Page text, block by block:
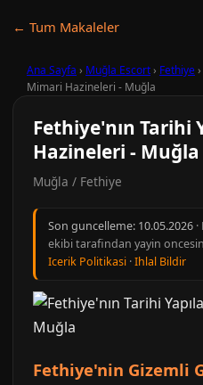
← Tum Makaleler
Ana Sayfa › Muğla Escort› Fethiye›
Mimari Hazineleri - Muğla
Fethiye'nın Tarihi
Hazineleri - Muğla
Muğla / Fethiye
Son guncelleme: 10.05.2026
ekibi tarafindan yayin
Icerik Politikasi ·Ihlal Bildir
Fethiye'nin Gizemli